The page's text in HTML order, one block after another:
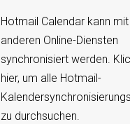
Hotmail Calendar kann mit
anderen Online-Diensten
synchronisiert werden.
hier, um alle Hotmail-
zu durchsuchen.